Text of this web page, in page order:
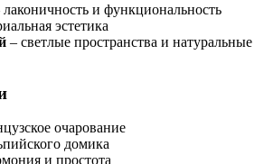
лаконичность и функциональность
эстетика
– светлые пространства и натуральные
очарование
домика
и простота